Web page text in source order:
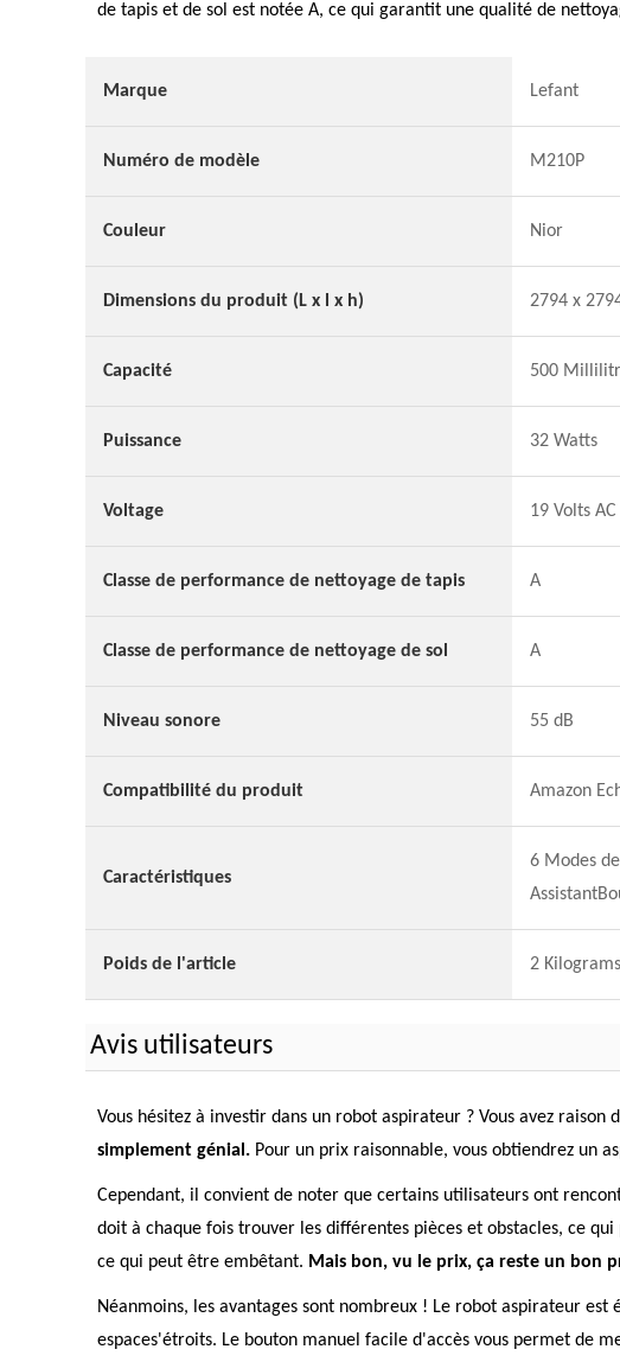
de tapis et de sol est notée A, ce qui garantit une qualité de
Marque Lefant
Numéro de modèle M210P
Couleur Nior
Dimensions du produit (L x l x h) 2794 x
Capacité 500
Puissance 32 Watts
Voltage 19 Volts AC
Classe de performance de nettoyage de tapis A
Classe de performance de nettoyage de sol A
Niveau sonore 55 dB
Compatibilité du produit Amazon
Caractéristiques
6 Modes
Poids de l'article 2 Kilograms
Avis utilisateurs
Vous hésitez à investir dans un robot aspirateur ? Vous avez
simplement génial. Pour un prix raisonnable, vous obtiendrez un
Cependant, il convient de noter que certains utilisateurs ont
doit à chaque fois trouver les différentes pièces et obstacles, ce
ce qui peut être embêtant. Mais bon, vu le prix, ça reste un bon
Néanmoins, les avantages sont nombreux ! Le robot aspirateur
espaces'étroits. Le bouton manuel facile d'accès vous permet de